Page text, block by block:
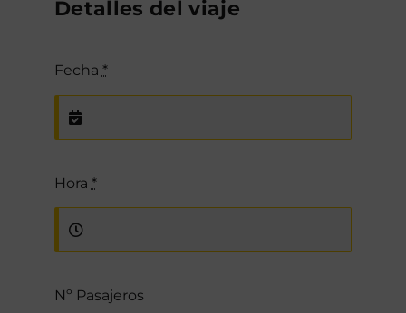
Detalles del viaje
Fecha *
Hora *
Nº Pasajeros